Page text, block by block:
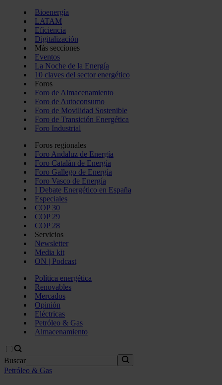
Bioenergía
LATAM
Eficiencia
Digitalización
Más secciones
Eventos
La Noche de la Energía
10 claves del sector energético
Foros
Foro de Almacenamiento
Foro de Autoconsumo
Foro de Movilidad Sostenible
Foro de Transición Energética
Foro Industrial
Foros regionales
Foro Andaluz de Energía
Foro Catalán de Energía
Foro Gallego de Energía
Foro Vasco de Energía
I Debate Energético en España
Especiales
COP 30
COP 29
COP 28
Servicios
Newsletter
Media kit
ON | Podcast
Política energética
Renovables
Mercados
Opinión
Eléctricas
Petróleo & Gas
Almacenamiento
Buscar
Petróleo & Gas